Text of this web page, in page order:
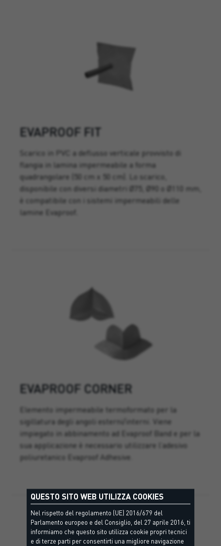
EVAPROOF FIT
Scarico in PVC a deflusso verticale provvisto di
flangia in lamina impermeabile a forma
quadrangolare (50 cm x 50 cm). Lo scarico,
disponibile con diversi diametri Ø75, Ø90 o Ø110 mm,
è compatibile con i sistemi impermeabili delle
lamine Evaproof
EVAPROOF CORNER
Elemento impermeabile termoformato per la
sigillatura degli angoli esterni/interni. Viene
impiegato in abbinamento ad Evaproof Band e per la
sua applicazione è necessario utilizzare l’adesivo
poliuretanico Evaproof Adhesive.
QUESTO SITO WEB UTILIZZA COOKIES
Nel rispetto del regolamento (UE) 2016/679 del
Parlamento europeo e del Consiglio, del 27 aprile 2016, ti
informiamo che questo sito utilizza cookie propri tecnici
e di terze parti per consentirti una migliore navigazione